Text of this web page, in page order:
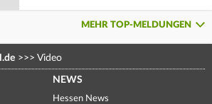
MEHR TOP-MELDUNGEN
>>> Video
NEWS
Hessen News